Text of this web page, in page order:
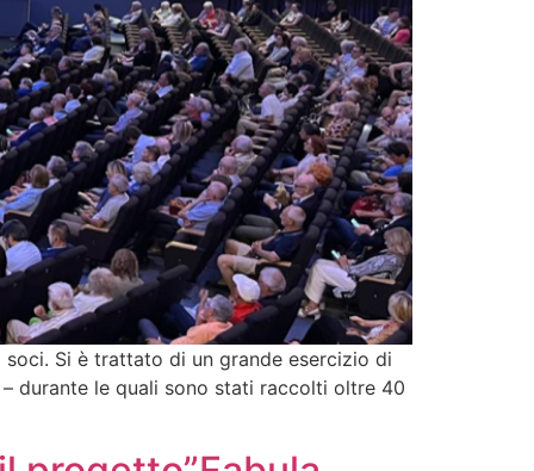
Si è trattato di un grande esercizio di
durante le quali sono stati raccolti oltre 40